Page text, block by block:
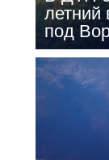
летний
под